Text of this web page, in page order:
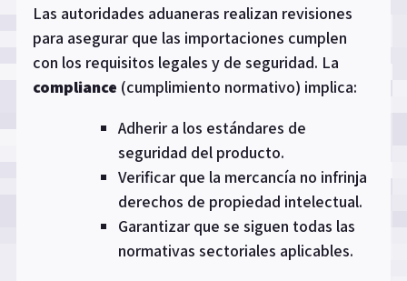
Las autoridades aduaneras realizan revisiones
para asegurar que las importaciones cumplen
con los requisitos legales y de seguridad. La
compliance (cumplimiento normativo) implica:
Adherir a los estándares de
seguridad del producto.
Verificar que la mercancía no infrinja
derechos de propiedad intelectual.
Garantizar que se siguen todas las
normativas sectoriales aplicables.